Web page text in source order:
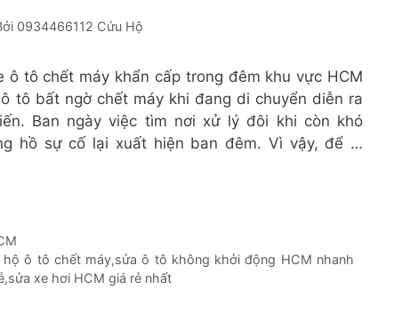
0934466112 Cứu Hộ
ô tô chết máy khẩn cấp trong đêm khu vực HCM
tô bất ngờ chết máy khi đang di chuyển diễn ra
Ban ngày việc tìm nơi xử lý đôi khi còn khó
hồ sự cố lại xuất hiện ban đêm. Vì vậy, để …
hộ ô tô chết máy,sửa ô tô không khởi động HCM nhanh
,sửa xe hơi HCM giá rẻ nhất